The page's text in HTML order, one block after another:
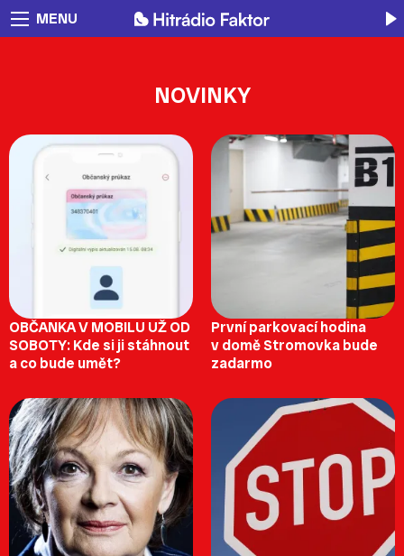
MENU
NOVINKY
OBČANKA V MOBILU UŽ OD
SOBOTY: Kde si ji stáhnout
a co bude umět?
První parkovací hodina
v domě Stromovka bude
zadarmo